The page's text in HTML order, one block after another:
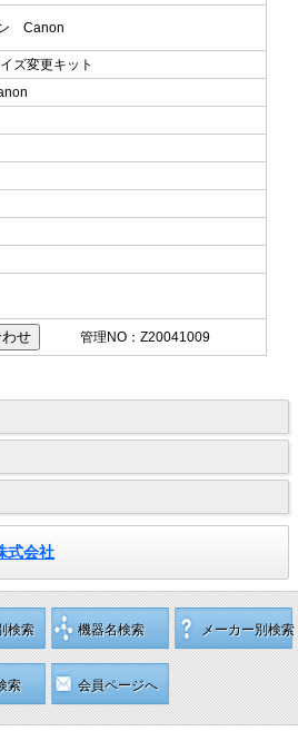
Canon
ズ変更キット
管理NO：Z20041009
式会社
検索 機器名検索 メーカー別検索
索 会員ページへ